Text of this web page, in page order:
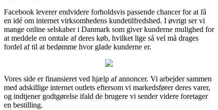
Facebook leverer endvidere forholdsvis passende chancer for at få
en idé om internet virksomhedens kundetilfredshed. I øvrigt ser vi
mange online selskaber i Danmark som giver kunderne mulighed for
at meddele en omtale af deres køb, hvilket lige så vel må drages
fordel af til at bedømme hvor glade kunderne er.
Vores side er finansieret ved hjælp af annoncer. Vi arbejder sammen
med adskillige internet outlets eftersom vi markedsfører deres varer,
og indtjener godtgørelse ifald de brugere vi sender videre foretager
en bestilling.